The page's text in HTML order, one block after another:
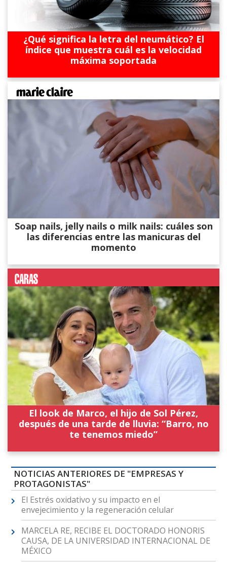
¿Qué significa la letra del neumático? El
índice que muestra cuál es la velocidad
máxima soportada
Soap nails, jelly nails o milk nails: cuáles son
las diferencias entre las manicuras del
momento
El look de Marco, el hijo de Sol Pérez,
después de una tarde de lluvia: “Barro, no
te tenemos miedo”
NOTICIAS ANTERIORES DE "EMPRESAS Y
PROTAGONISTAS"
El Estrés oxidativo y su impacto en el
envejecimiento y la regeneración celular
MARCELA RE, RECIBE EL DOCTORADO HONORIS
CAUSA, DE LA UNIVERSIDAD INTERNACIONAL DE
MÉXICO